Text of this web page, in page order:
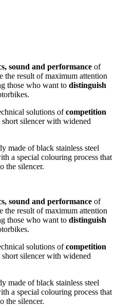
sound and performance of
the result of maximum attention
those who want to distinguish
solutions ofcompetition
silencer with widened
made of black stainless steel
a special colouring process that
the silencer.
sound and performance of
the result of maximum attention
those who want to distinguish
solutions ofcompetition
silencer with widened
made of black stainless steel
a special colouring process that
the silencer.